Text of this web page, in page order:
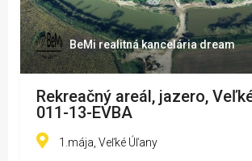
BeMi realitná kancelária dream
Rekreačný areál, jazero,
011-13-EVBA
1.mája, Veľké Úľany